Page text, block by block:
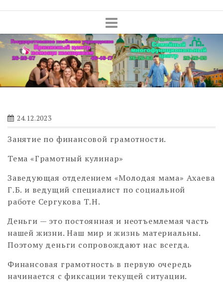
24.12.2023
Занятие по финансовой грамотности.
Тема «Грамотный кулинар»
Заведующая отделением «Молодая мама» Ахаева
Г.Б. и ведущий специалист по социальной
работе Сергукова Т.Н.
Деньги — это постоянная и неотъемлемая часть
нашей жизни. Наш мир и жизнь материальны.
Поэтому деньги сопровождают нас всегда.
Финансовая грамотность в первую очередь
начинается с фиксации текущей ситуации.